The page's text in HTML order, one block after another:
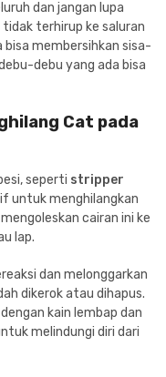
dan jangan lupa
terhirup ke saluran
bisa membersihkan sisa-
debu yang ada bisa
Cat pada
seperti stripper
untuk menghilangkan
cairan ini ke
lap.
dan melonggarkan
dikerok atau dihapus.
kain lembap dan
melindungi diri dari